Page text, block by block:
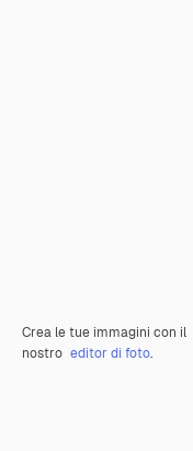
Crea le tue immagini con il
nostro editor di foto.